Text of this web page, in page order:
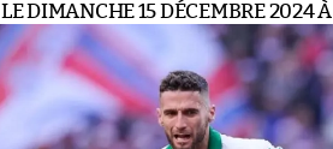
LE DIMANCHE 15 DÉCEMBRE 2024 À